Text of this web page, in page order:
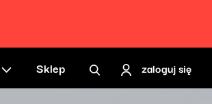
Sklep zaloguj się